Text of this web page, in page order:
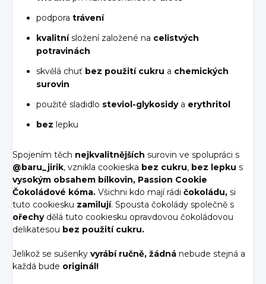
podpora trávení
kvalitnísložení založené na celistvých
potravinách
skvělá chuť bez použití cukru a chemických
surovin
použité sladidlo steviol-glykosidya erythritol
bez lepku
Spojením těch nejkvalitnějších surovin ve spolupráci s
@baru_jirik, vznikla cookieska bez cukru, bez lepku s
vysokým obsahem bílkovin, Passion Cookie
Čokoládové kóma. Všichni kdo mají rádi čokoládu, si
tuto cookiesku zamilují. Spousta čokolády společně s
ořechydělá tuto cookiesku opravdovou čokoládovou
delikatesou bez použití cukru.
Jelikož se sušenky vyrábí ručně, žádná nebude stejná a
každá bude originál!